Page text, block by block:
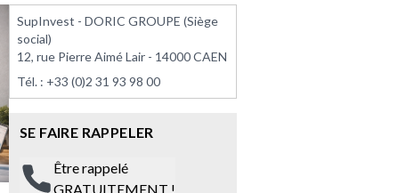
SupInvest - DORIC GROUPE (Siège
social)
12, rue Pierre Aimé Lair - 14000 CAEN
Tél. : +33 (0)2 31 93 98 00
SE FAIRE RAPPELER
Être rappelé
GRATUITEMENT !